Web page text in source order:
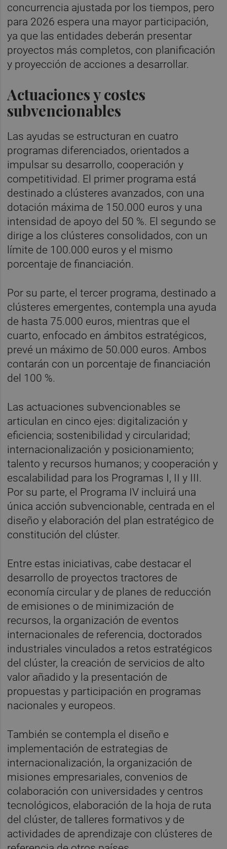
concurrencia ajustada por los tiempos, pero
para 2026 espera una mayor participación,
ya que las entidades deberán presentar
proyectos más completos, con planificación
y proyección de acciones a desarrollar.
Actuaciones y costes
subvencionables
Las ayudas se estructuran en cuatro
programas diferenciados, orientados a
impulsar su desarrollo, cooperación y
competitividad. El primer programa está
destinado a clústeres avanzados, con una
dotación máxima de 150.000 euros y una
intensidad de apoyo del 50 %. El segundo se
dirige a los clústeres consolidados, con un
límite de 100.000 euros y el mismo
porcentaje de financiación.
Por su parte, el tercer programa, destinado a
clústeres emergentes, contempla una ayuda
de hasta 75.000 euros, mientras que el
cuarto, enfocado en ámbitos estratégicos,
prevé un máximo de 50.000 euros. Ambos
contarán con un porcentaje de financiación
del 100 %.
Las actuaciones subvencionables se
articulan en cinco ejes: digitalización y
eficiencia; sostenibilidad y circularidad;
internacionalización y posicionamiento;
talento y recursos humanos; y cooperación y
escalabilidad para los Programas I, II y III.
Por su parte, el Programa IV incluirá una
única acción subvencionable, centrada en el
diseño y elaboración del plan estratégico de
constitución del clúster.
Entre estas iniciativas, cabe destacar el
desarrollo de proyectos tractores de
economía circular y de planes de reducción
de emisiones o de minimización de
recursos, la organización de eventos
internacionales de referencia, doctorados
industriales vinculados a retos estratégicos
del clúster, la creación de servicios de alto
valor añadido y la presentación de
propuestas y participación en programas
nacionales y europeos.
También se contempla el diseño e
implementación de estrategias de
internacionalización, la organización de
misiones empresariales, convenios de
colaboración con universidades y centros
tecnológicos, elaboración de la hoja de ruta
del clúster, de talleres formativos y de
actividades de aprendizaje con clústeres de